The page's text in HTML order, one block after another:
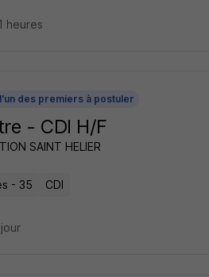
heures
des premiers à postuler
- CDI H/F
SAINT HELIER
- 35 CDI